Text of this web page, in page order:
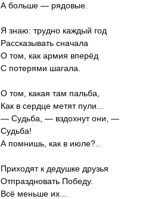
А больше — рядовые.
Я знаю: трудно каждый год
Рассказывать сначала
О том, как армия вперёд
С потерями шагала.
О том, какая там пальба,
Как в сердце метят пули...
— Судьба, — вздохнут они, —
Судьба!
А помнишь, как в июле?..
Приходят к дедушке друзья
Отпраздновать Победу.
Всё меньше их...